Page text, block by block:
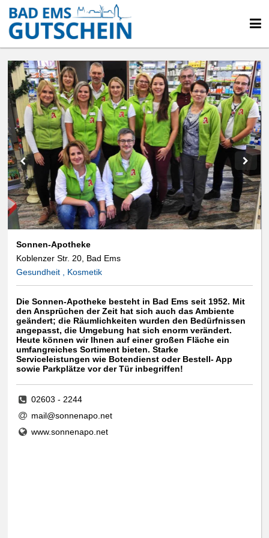
Sonnen-Apotheke
Koblenzer Str. 20, Bad Ems
Gesundheit , Kosmetik
Die Sonnen-Apotheke besteht in Bad Ems seit 1952. Mit
den Ansprüchen der Zeit hat sich auch das Ambiente
geändert; die Räumlichkeiten wurden den Bedürfnissen
angepasst, die Umgebung hat sich enorm verändert.
Heute können wir Ihnen auf einer großen Fläche ein
umfangreiches Sortiment bieten. Starke
Serviceleistungen wie Botendienst oder Bestell- App
sowie Parkplätze vor der Tür inbegriffen!
02603 - 2244
mail@sonnenapo.net
www.sonnenapo.net